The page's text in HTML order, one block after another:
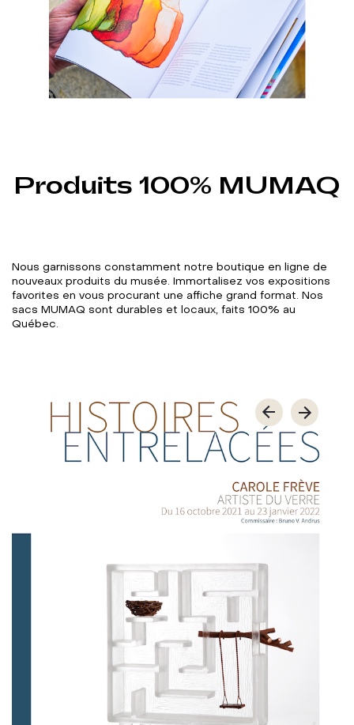
Produits 100% MUMAQ
Nous garnissons constamment notre boutique en ligne de
nouveaux produits du musée. Immortalisez vos expositions
favorites en vous procurant une affiche grand format. Nos
sacs MUMAQ sont durables et locaux, faits 100% au
Québec.